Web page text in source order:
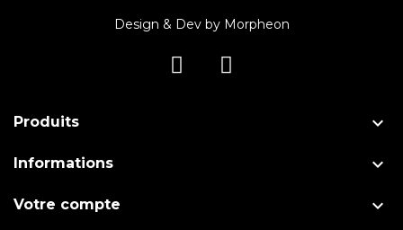
Design & Dev by Morpheon
Produits 
Informations 
Votre compte 